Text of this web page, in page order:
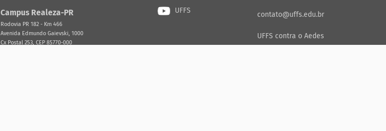
Campus Realeza-PR
Rodovia PR 182 - Km 466
Avenida Edmundo Gaievski, 1000
Cx Postal 253, CEP 85770-000
UFFS contato@uffs.edu.br
UFFS contra o Aedes